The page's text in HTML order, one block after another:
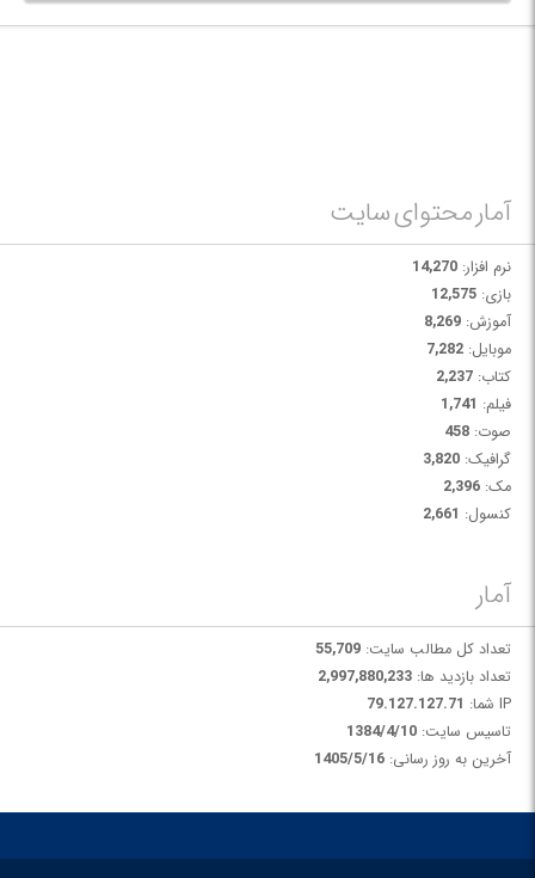
ویرایش تصویر، ابزارهای انتخاب تصویر بهتر، بزرگنمایی عکس با کمترین افت
آمار محتوای سایت
نرم افزار: 14,270
بازی: 12,575
آموزش: 8,269
موبایل: 7,282
کتاب: 2,237
فیلم: 1,741
صوت: 458
گرافیک: 3,820
مک: 2,396
کنسول: 2,661
آمار
تعداد کل مطالب سایت: 55,709
تعداد بازدید ها: 2,997,880,233
IP شما:
79.127.127.71
تاسیس سایت: 1384/4/10
آخرین به روز رسانی: 1405/5/16